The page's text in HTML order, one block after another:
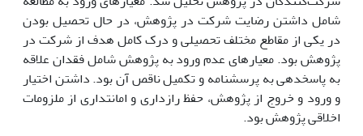
شامل داشتن رضایت شرکت در پژوهش، در حال تحصیل بودن
در یکی از مقاطع مختلف تحصیلی و درک کامل هدف از شرکت در
پژوهش بود. معیارهای عدم ورود به پژوهش شامل فقدان علاقه
به پاسخدهی به پرسشنامه و تکمیل ناقص آن بود. داشتن اختیار
و ورود و خروج از پژوهش، حفظ رازداری و امانتداری از ملزومات
اخلاقی پژوهش بود.